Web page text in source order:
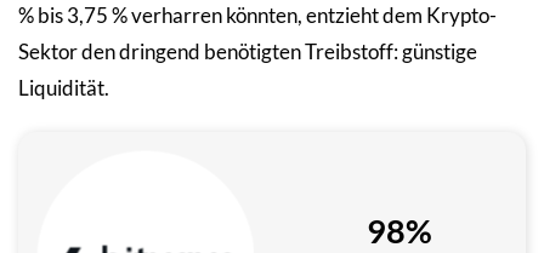
% bis 3,75 % verharren könnten, entzieht dem Krypto-
Sektor den dringend benötigten Treibstoff: günstige
Liquidität.
98%